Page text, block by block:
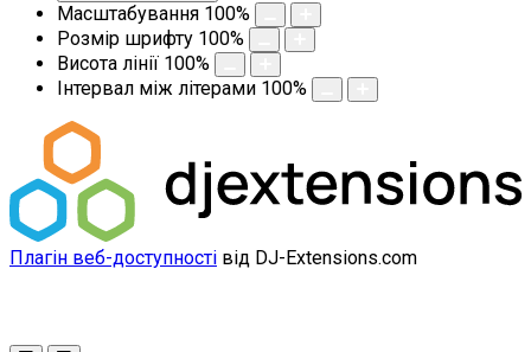
Масштабування 100%
Розмір шрифту 100%
Висота лінії 100%
Інтервал між літерами 100%
Плагін веб-доступності від DJ-Extensions.com